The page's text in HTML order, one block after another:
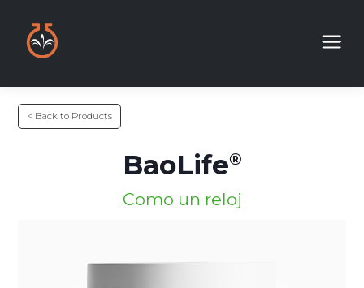
< Back to Products
BaoLife
Como un reloj